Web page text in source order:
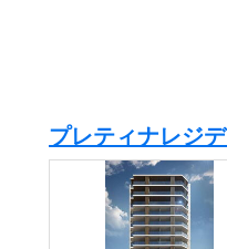
プレティナレジ